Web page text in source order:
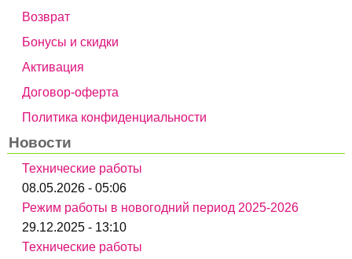
Возврат
Бонусы и скидки
Активация
Договор-оферта
Политика конфиденциальности
Новости
Технические работы
08.05.2026 - 05:06
Режим работы в новогодний период 2025-2026
29.12.2025 - 13:10
Технические работы